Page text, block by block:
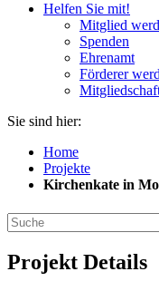
Helfen Sie mit!
Mitglied
Spenden
Ehrenamt
Förderer
Sie sind hier:
Home
Projekte
Kirchenkate in
Projekt Details